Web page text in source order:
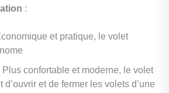
:
et pratique, le volet
confortable et moderne, le volet
d’ouvrir et de fermer les volets d’une